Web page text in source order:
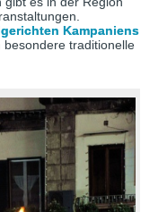
Kampaniens
besondere traditionelle